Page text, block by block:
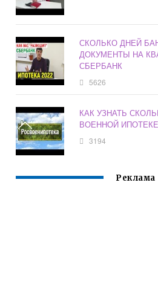
СКОЛЬКО ДНЕЙ
ДОКУМЕНТЫ НА
СБЕРБАНК
5626
КАК УЗНАТЬ
ВОЕННОЙ ИПОТЕКЕ
3194
Реклама